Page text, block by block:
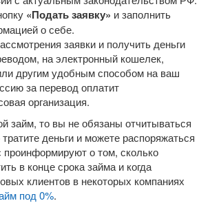
«Подать заявку» и заполнить
о себе.
заявки и получить деньги
на электронный кошелек,
другим удобным способом на ваш
за перевод оплатит
организация.
займ, то вы не обязаны отчитываться
деньги и можете распоряжаться
о том, сколько
в конце срока займа и когда
клиентов в некоторых компаниях
под 0%.